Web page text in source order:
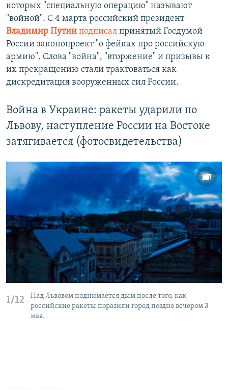
которых "специальную операцию" называют
"войной". С 4 марта российский президент
Владимир Путин подписал принятый Госдумой
России законопроект "о фейках про российскую
армию". Слова "война", "вторжение" и призывы к
их прекращению стали трактоваться как
дискредитация вооруженных сил России.
Война в Украине: ракеты ударили по
Львову, наступление России на Востоке
затягивается (фотосвидетельства)
1/12
Над Львовом поднимается дым после того, как
российские ракеты поразили город поздно вечером 3
мая.